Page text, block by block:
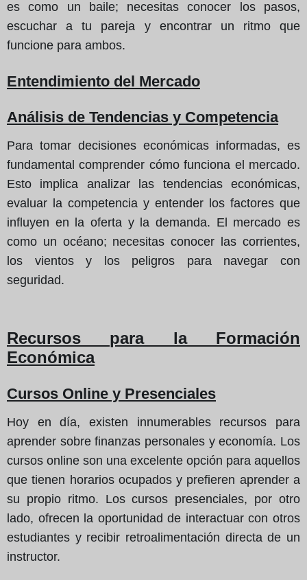
es como un baile; necesitas conocer los pasos,
escuchar a tu pareja y encontrar un ritmo que
funcione para ambos.
Entendimiento del Mercado
Análisis de Tendencias y Competencia
Para tomar decisiones económicas informadas, es
fundamental comprender cómo funciona el mercado.
Esto implica analizar las tendencias económicas,
evaluar la competencia y entender los factores que
influyen en la oferta y la demanda. El mercado es
como un océano; necesitas conocer las corrientes,
los vientos y los peligros para navegar con
seguridad.
Recursos para la Formación
Económica
Cursos Online y Presenciales
Hoy en día, existen innumerables recursos para
aprender sobre finanzas personales y economía. Los
cursos online son una excelente opción para aquellos
que tienen horarios ocupados y prefieren aprender a
su propio ritmo. Los cursos presenciales, por otro
lado, ofrecen la oportunidad de interactuar con otros
estudiantes y recibir retroalimentación directa de un
instructor.